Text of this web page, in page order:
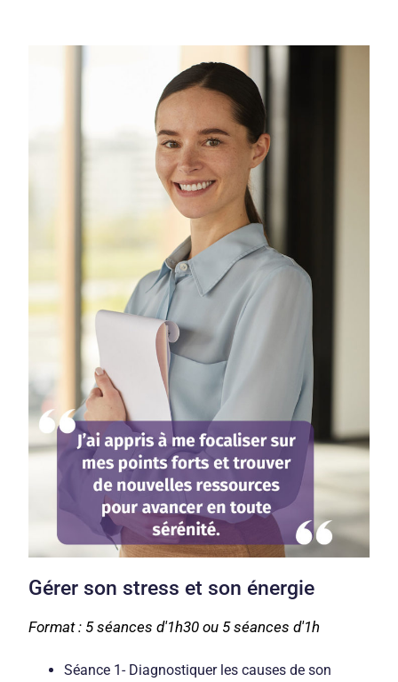
Gérer son stress et son énergie
Format : 5 séances d'1h30 ou 5 séances d'1h ​
Séance 1- Diagnostiquer les causes de son